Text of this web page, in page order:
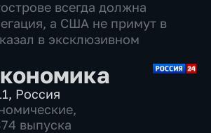
всегда должна
а США не примут в
в эксклюзивном
, Россия
,
выпуска